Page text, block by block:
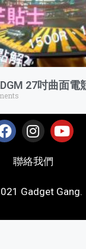
27吋曲面電
聯絡我們
Gadget Gang.